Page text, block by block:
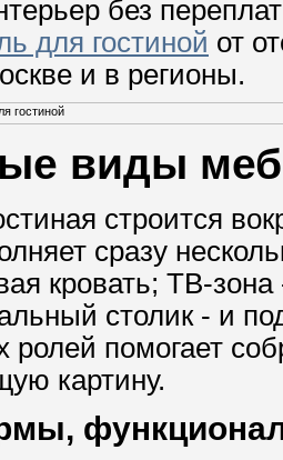
без
для гостиной от
и в регионы.
виды
строится
сразу
кровать; ТВ-
столик - и
ролей помогает
картину.